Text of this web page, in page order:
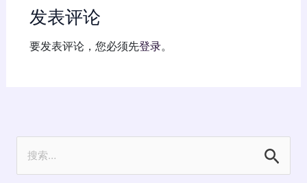
发表评论
要发表评论，您必须先登录。